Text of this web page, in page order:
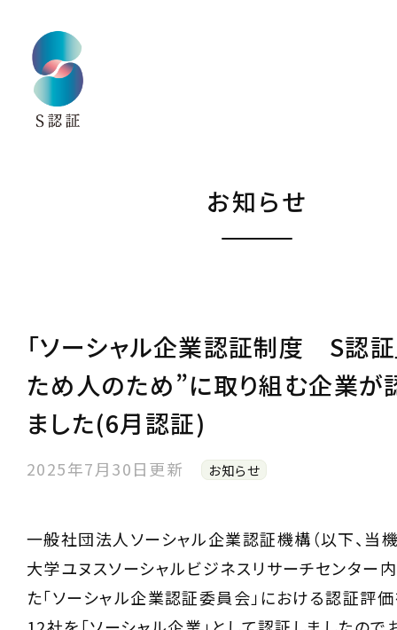
お知らせ
「ソーシャル企業認証制度 S認証
ため人のため”に取り組む企業が
ました(6月認証)
2025年7月30日更新 お知らせ
一般社団法人ソーシャル企業認証機構（以下、当
大学ユヌスソーシャルビジネスリサーチセンター
た「ソーシャル企業認証委員会」における認証評価